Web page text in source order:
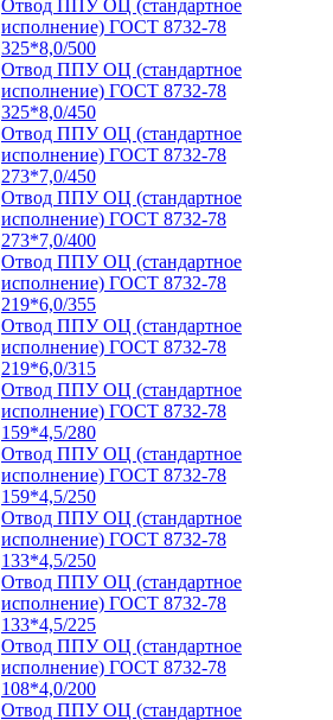
Отвод ППУ ОЦ (стандартное
исполнение) ГОСТ 8732-78
325*8,0/500
Отвод ППУ ОЦ (стандартное
исполнение) ГОСТ 8732-78
325*8,0/450
Отвод ППУ ОЦ (стандартное
исполнение) ГОСТ 8732-78
273*7,0/450
Отвод ППУ ОЦ (стандартное
исполнение) ГОСТ 8732-78
273*7,0/400
Отвод ППУ ОЦ (стандартное
исполнение) ГОСТ 8732-78
219*6,0/355
Отвод ППУ ОЦ (стандартное
исполнение) ГОСТ 8732-78
219*6,0/315
Отвод ППУ ОЦ (стандартное
исполнение) ГОСТ 8732-78
159*4,5/280
Отвод ППУ ОЦ (стандартное
исполнение) ГОСТ 8732-78
159*4,5/250
Отвод ППУ ОЦ (стандартное
исполнение) ГОСТ 8732-78
133*4,5/250
Отвод ППУ ОЦ (стандартное
исполнение) ГОСТ 8732-78
133*4,5/225
Отвод ППУ ОЦ (стандартное
исполнение) ГОСТ 8732-78
108*4,0/200
Отвод ППУ ОЦ (стандартное